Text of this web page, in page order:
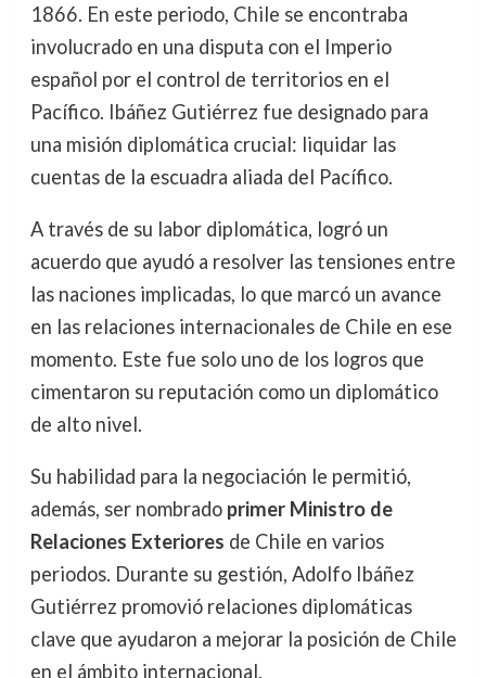
1866. En este periodo, Chile se encontraba
involucrado en una disputa con el Imperio
español por el control de territorios en el
Pacífico. Ibáñez Gutiérrez fue designado para
una misión diplomática crucial: liquidar las
cuentas de la escuadra aliada del Pacífico.
A través de su labor diplomática, logró un
acuerdo que ayudó a resolver las tensiones entre
las naciones implicadas, lo que marcó un avance
en las relaciones internacionales de Chile en ese
momento. Este fue solo uno de los logros que
cimentaron su reputación como un diplomático
de alto nivel.
Su habilidad para la negociación le permitió,
además, ser nombrado primer Ministro de
Relaciones Exteriores de Chile en varios
periodos. Durante su gestión, Adolfo Ibáñez
Gutiérrez promovió relaciones diplomáticas
clave que ayudaron a mejorar la posición de Chile
en el ámbito internacional.